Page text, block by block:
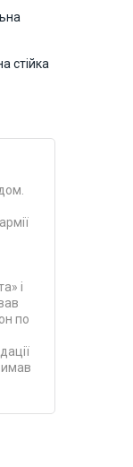
стійка
і
по